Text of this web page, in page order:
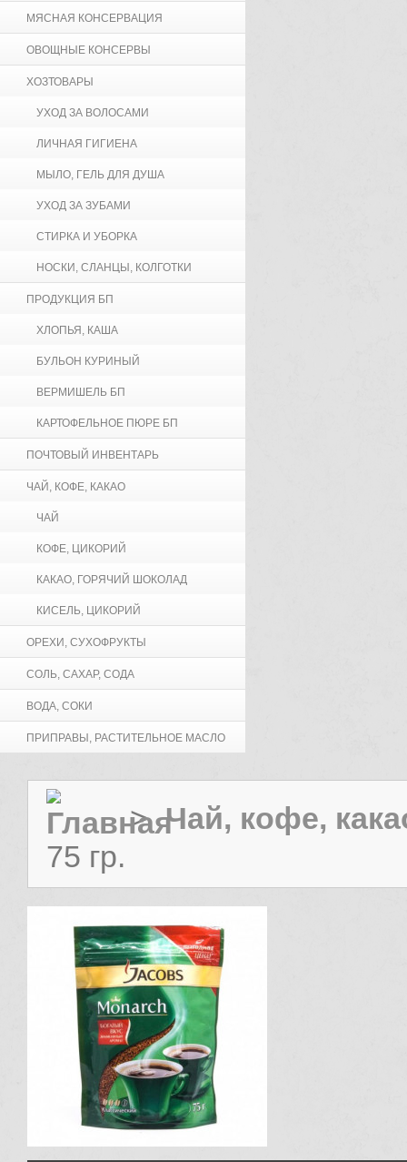
МЯСНАЯ КОНСЕРВАЦИЯ
ОВОЩНЫЕ КОНСЕРВЫ
ХОЗТОВАРЫ
УХОД ЗА ВОЛОСАМИ
ЛИЧНАЯ ГИГИЕНА
МЫЛО, ГЕЛЬ ДЛЯ ДУША
УХОД ЗА ЗУБАМИ
СТИРКА И УБОРКА
НОСКИ, СЛАНЦЫ, КОЛГОТКИ
ПРОДУКЦИЯ БП
ХЛОПЬЯ, КАША
БУЛЬОН КУРИНЫЙ
ВЕРМИШЕЛЬ БП
КАРТОФЕЛЬНОЕ ПЮРЕ БП
ПОЧТОВЫЙ ИНВЕНТАРЬ
ЧАЙ, КОФЕ, КАКАО
ЧАЙ
КОФЕ, ЦИКОРИЙ
КАКАО, ГОРЯЧИЙ ШОКОЛАД
КИСЕЛЬ, ЦИКОРИЙ
ОРЕХИ, СУХОФРУКТЫ
СОЛЬ, САХАР, СОДА
ВОДА, СОКИ
ПРИПРАВЫ, РАСТИТЕЛЬНОЕ МАСЛО
> Чай, кофе,
75 гр.